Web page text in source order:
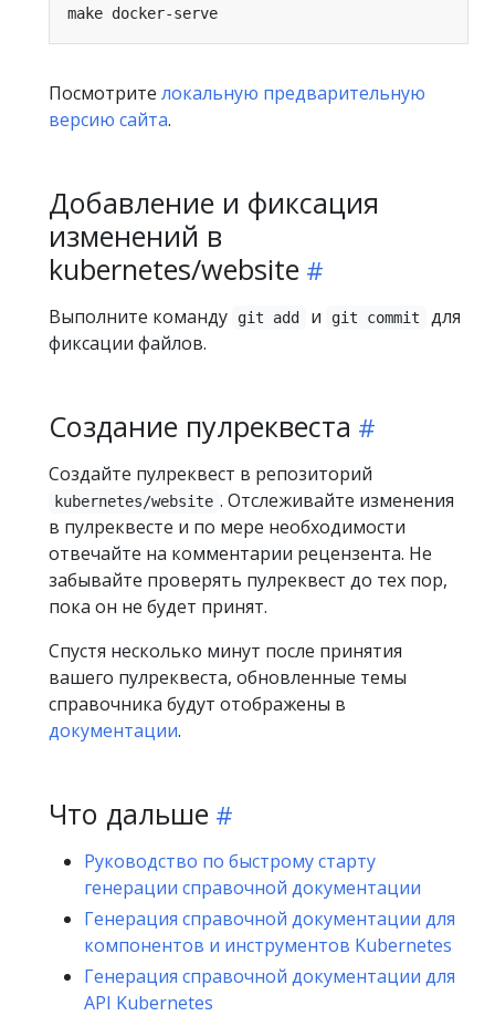
Посмотрите локальную предварительную
версию сайта.
Добавление и фиксация
изменений в
kubernetes/website
Выполните команду git add и git commit
для
фиксации файлов.
Создание пулреквеста
Создайте пулреквест в репозиторий
kubernetes/website . Отслеживайте изменения
в пулреквесте и по мере необходимости
отвечайте на комментарии рецензента. Не
забывайте проверять пулреквест до тех пор,
пока он не будет принят.
Спустя несколько минут после принятия
вашего пулреквеста, обновленные темы
справочника будут отображены в
документации.
Что дальше
Руководство по быстрому старту
генерации справочной документации
Генерация справочной документации для
компонентов и инструментов Kubernetes
Генерация справочной документации для
API Kubernetes